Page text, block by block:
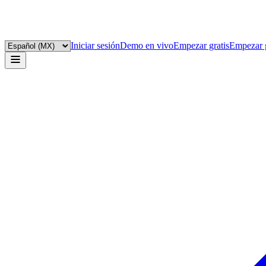
Iniciar sesiónDemo en vivoEmpezar gratisEmpezar